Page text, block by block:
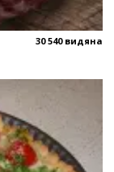
30 540 видяна